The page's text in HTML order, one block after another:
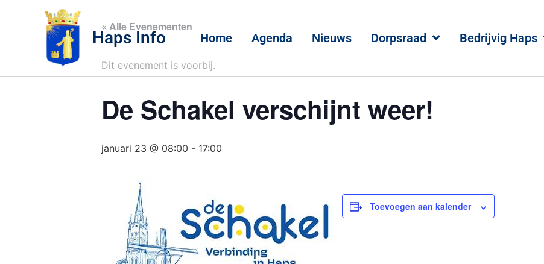
Haps Info Home Agenda Nieuws Dorpsraad Bedrijvig Haps
« Alle Evenementen
Dit evenement is voorbij.
De Schakel verschijnt weer!
januari 23 @ 08:00 - 17:00
Toevoegen aan kalender